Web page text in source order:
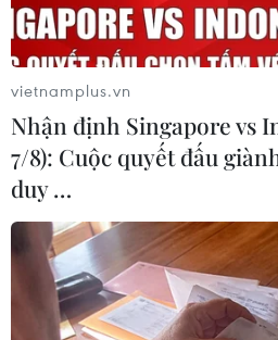
David Kenja song ca cùng Mỹ
vietnamplus.vn
Nhận định Singapore vs
7/8): Cuộc quyết đấu
duy …